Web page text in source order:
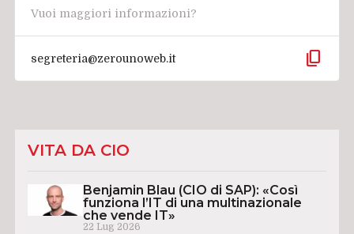
Vuoi maggiori informazioni?
segreteria@zerounoweb.it content_copy
VITA DA CIO
Benjamin Blau (CIO di SAP): «Così
funziona l’IT di una multinazionale
che vende IT»
22 Lug 2026